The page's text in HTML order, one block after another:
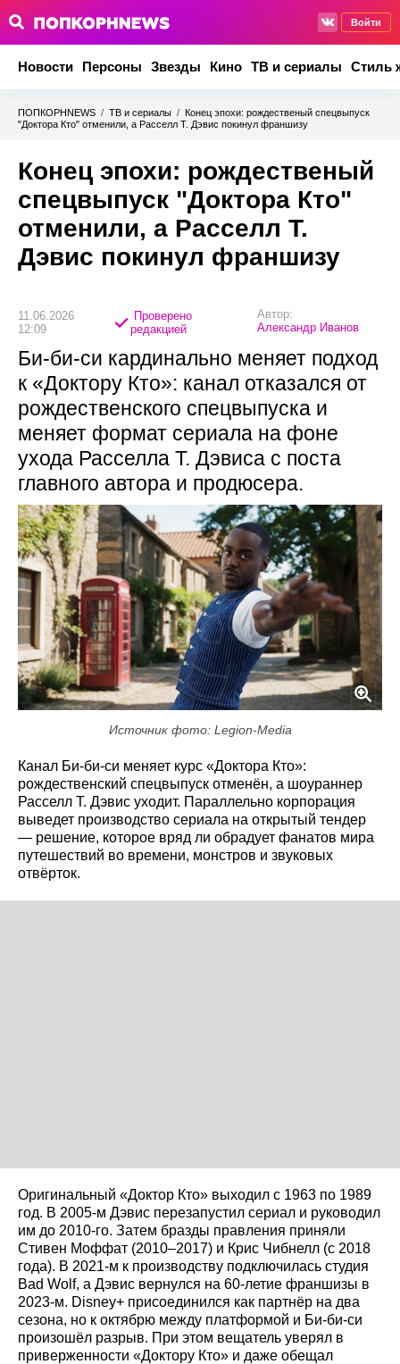
Войти
Новости Персоны Звезды Кино ТВ и сериалы Стиль
ПОПКОРНNEWS / ТВ и сериалы / Конец эпохи: рождественый спецвыпуск
"Доктора Кто" отменили, а Расселл Т. Дэвис покинул франшизу
Конец эпохи: рождественый
спецвыпуск "Доктора Кто"
отменили, а Расселл Т.
Дэвис покинул франшизу
11.06.2026
12:09
Проверено
редакцией
Автор:
Александр Иванов
Би-би-си кардинально меняет подход
к «Доктору Кто»: канал отказался от
рождественского спецвыпуска и
меняет формат сериала на фоне
ухода Расселла Т. Дэвиса с поста
главного автора и продюсера.
Источник фото: Legion-Media
Канал Би-би-си меняет курс «Доктора Кто»:
рождественский спецвыпуск отменён, а шоураннер
Расселл Т. Дэвис уходит. Параллельно корпорация
выведет производство сериала на открытый тендер
— решение, которое вряд ли обрадует фанатов мира
путешествий во времени, монстров и звуковых
отвёрток.
Оригинальный «Доктор Кто» выходил с 1963 по 1989
год. В 2005-м Дэвис перезапустил сериал и руководил
им до 2010-го. Затем бразды правления приняли
Стивен Моффат (2010–2017) и Крис Чибнелл (с 2018
года). В 2021-м к производству подключилась студия
Bad Wolf, а Дэвис вернулся на 60-летие франшизы в
2023-м. Disney+ присоединился как партнёр на два
сезона, но к октябрю между платформой и Би-би-си
произошёл разрыв. При этом вещатель уверял в
приверженности «Доктору Кто» и даже обещал